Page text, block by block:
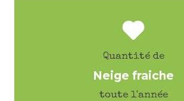
Quantité de
Neige fraiche
toute l'année